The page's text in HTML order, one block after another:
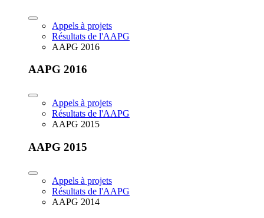
Appels à projets
Résultats de l'AAPG
AAPG 2016
AAPG 2016
Appels à projets
Résultats de l'AAPG
AAPG 2015
AAPG 2015
Appels à projets
Résultats de l'AAPG
AAPG 2014